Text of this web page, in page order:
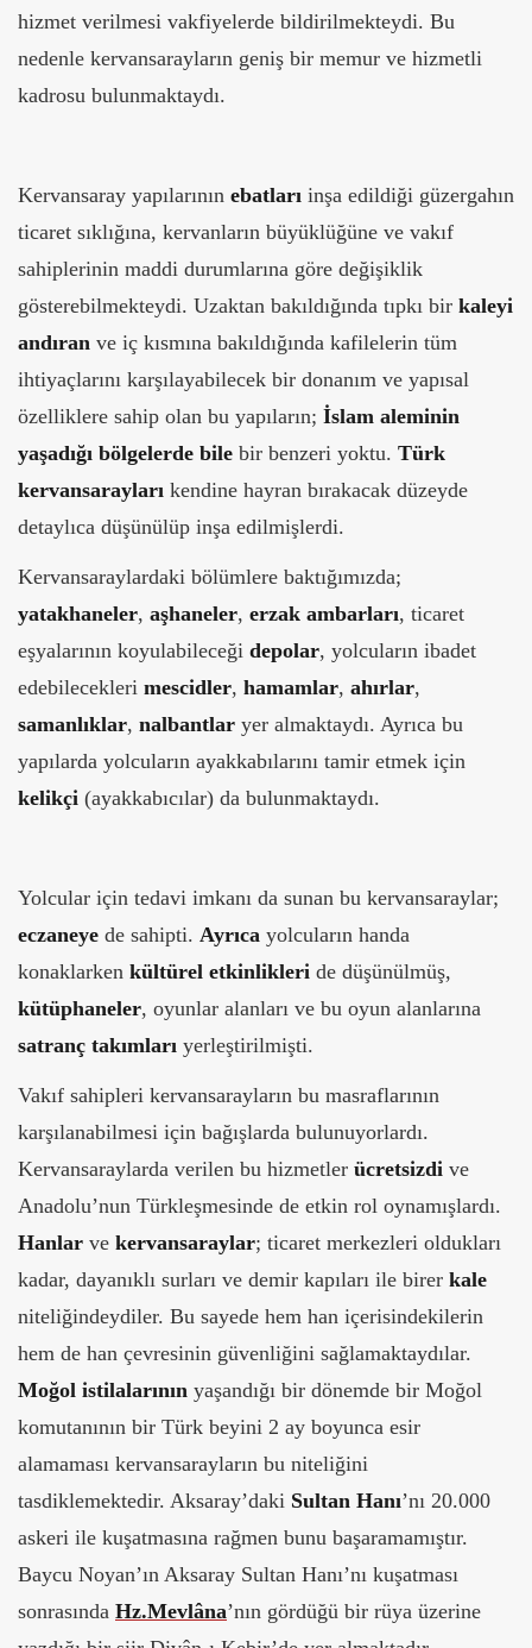
hizmet verilmesi vakfiyelerde bildirilmekteydi. Bu
nedenle kervansarayların geniş bir memur ve hizmetli
kadrosu bulunmaktaydı.
Kervansaray yapılarının ebatları inşa edildiği güzergahın
ticaret sıklığına, kervanların büyüklüğüne ve vakıf
sahiplerinin maddi durumlarına göre değişiklik
gösterebilmekteydi. Uzaktan bakıldığında tıpkı bir kaleyi
andıran ve iç kısmına bakıldığında kafilelerin tüm
ihtiyaçlarını karşılayabilecek bir donanım ve yapısal
özelliklere sahip olan bu yapıların; İslam aleminin
yaşadığı bölgelerde bile bir benzeri yoktu. Türk
kervansarayları kendine hayran bırakacak düzeyde
detaylıca düşünülüp inşa edilmişlerdi.
Kervansaraylardaki bölümlere baktığımızda;
yatakhaneler, aşhaneler, erzak ambarları, ticaret
eşyalarının koyulabileceği depolar, yolcuların ibadet
edebilecekleri mescidler, hamamlar, ahırlar,
samanlıklar, nalbantlar yer almaktaydı. Ayrıca bu
yapılarda yolcuların ayakkabılarını tamir etmek için
kelikçi (ayakkabıcılar) da bulunmaktaydı.
Yolcular için tedavi imkanı da sunan bu kervansaraylar;
eczaneye de sahipti. Ayrıca yolcuların handa
konaklarken kültürel etkinlikleri de düşünülmüş,
kütüphaneler, oyunlar alanları ve bu oyun alanlarına
satranç takımları yerleştirilmişti.
Vakıf sahipleri kervansarayların bu masraflarının
karşılanabilmesi için bağışlarda bulunuyorlardı.
Kervansaraylarda verilen bu hizmetler ücretsizdi ve
Anadolu’nun Türkleşmesinde de etkin rol oynamışlardı.
Hanlar ve kervansaraylar; ticaret merkezleri oldukları
kadar, dayanıklı surları ve demir kapıları ile birer kale
niteliğindeydiler. Bu sayede hem han içerisindekilerin
hem de han çevresinin güvenliğini sağlamaktaydılar.
Moğol istilalarının yaşandığı bir dönemde bir Moğol
komutanının bir Türk beyini 2 ay boyunca esir
alamaması kervansarayların bu niteliğini
tasdiklemektedir. Aksaray’daki Sultan Hanı’nı 20.000
askeri ile kuşatmasına rağmen bunu başaramamıştır.
Baycu Noyan’ın Aksaray Sultan Hanı’nı kuşatması
sonrasında Hz.Mevlâna’nın gördüğü bir rüya üzerine